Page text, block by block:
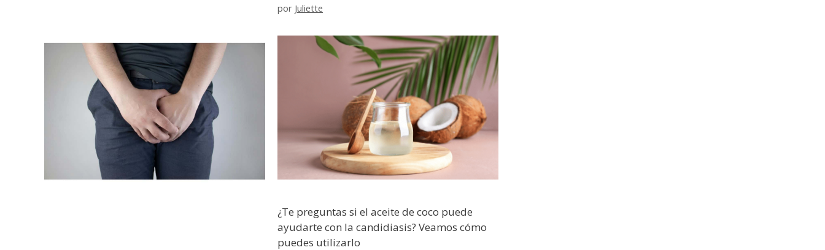
por Juliette
¿Te preguntas si el aceite de coco puede
ayudarte con la candidiasis? Veamos cómo
puedes utilizarlo